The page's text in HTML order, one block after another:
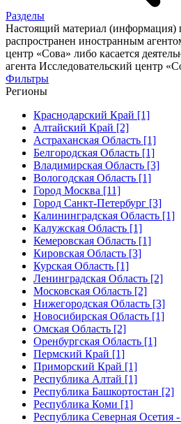
Разделы
Настоящий материал (информация)
распространен иностранным
центр «Сова» либо касается
агента Исследовательский центр
Фильтры
Регионы
Краснодарский Край [1]
Алтайский Край [2]
Астраханская Область [1]
Белгородская Область [1]
Владимирская Область [3]
Вологодская Область [1]
Город Москва [11]
Город Санкт-Петербург [3]
Калининградская Область [1]
Калужская Область [1]
Кемеровская Область [1]
Кировская Область [3]
Курская Область [1]
Ленинградская Область [2]
Московская Область [2]
Нижегородская Область [3]
Новосибирская Область [1]
Омская Область [2]
Оренбургская Область [1]
Пермский Край [1]
Приморский Край [1]
Республика Алтай [1]
Республика Башкортостан [2]
Республика Коми [1]
Республика Северная Осетия